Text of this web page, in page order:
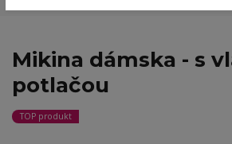
Mikina dámska - s
potlačou
TOP produkt